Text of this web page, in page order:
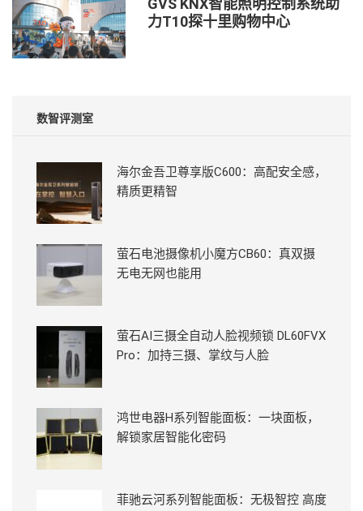
GVS KNX智能照明控制系统助
力T10探十里购物中心
数智评测室
海尔金吾卫尊享版C600：高配安全感，
精质更精智
萤石电池摄像机小魔方CB60：真双摄
无电无网也能用
萤石AI三摄全自动人脸视频锁 DL60FVX
Pro：加持三摄、掌纹与人脸
鸿世电器H系列智能面板：一块面板，
解锁家居智能化密码
菲驰云河系列智能面板：无极智控 高度